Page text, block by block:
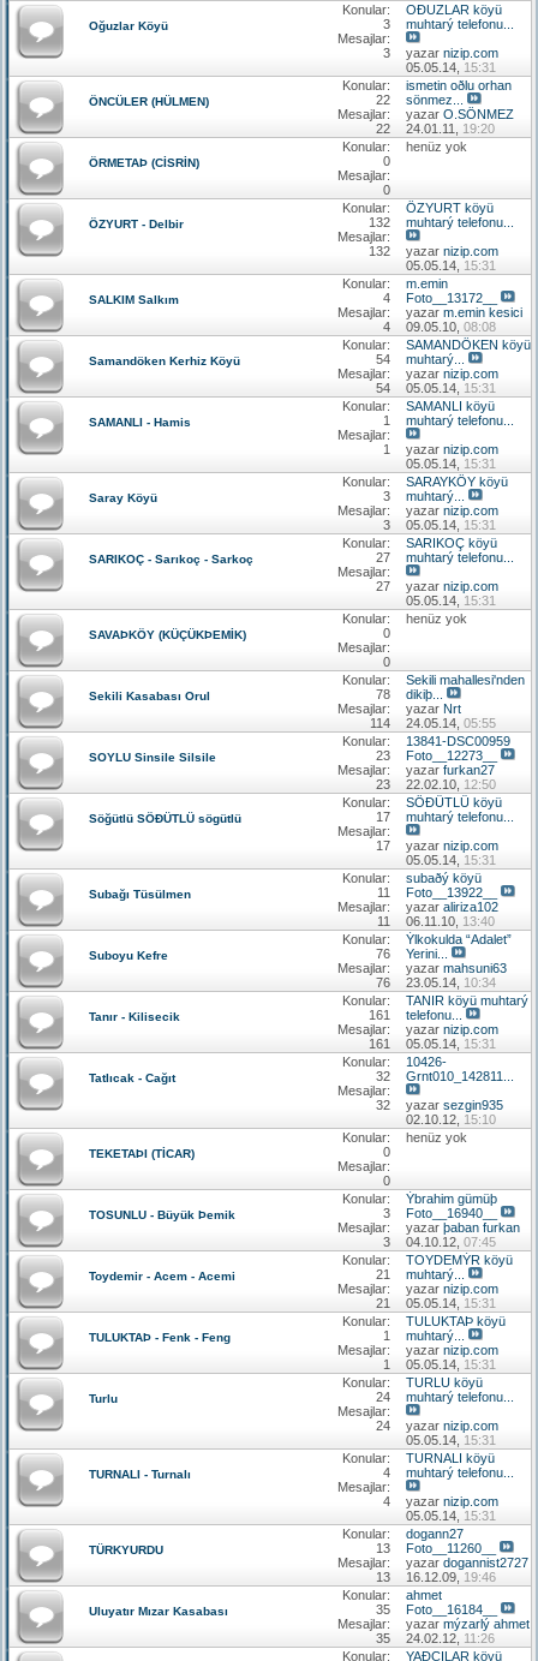
Oğuzlar Köyü
Konular:
3
Mesajlar:
3
OÐUZLAR köyü
muhtarý telefonu...
yazar nizip.com
05.05.14, 15:31
ÖNCÜLER (HÜLMEN)
Konular:
22
Mesajlar:
22
ismetin oðlu orhan
sönmez...
yazar O.SÖNMEZ
24.01.11, 19:20
ÖRMETAÞ (CİSRİN)
Konular:
0
Mesajlar:
0
henüz yok
ÖZYURT - Delbir
Konular:
132
Mesajlar:
132
ÖZYURT köyü
muhtarý telefonu...
yazar nizip.com
05.05.14, 15:31
SALKIM Salkım
Konular:
4
Mesajlar:
4
m.emin
Foto__13172__
yazar m.emin kesici
09.05.10, 08:08
Samandöken Kerhiz Köyü
Konular:
54
Mesajlar:
54
SAMANDÖKEN köyü
muhtarý...
yazar nizip.com
05.05.14, 15:31
SAMANLI - Hamis
Konular:
1
Mesajlar:
1
SAMANLI köyü
muhtarý telefonu...
yazar nizip.com
05.05.14, 15:31
Saray Köyü
Konular:
3
Mesajlar:
3
SARAYKÖY köyü
muhtarý...
yazar nizip.com
05.05.14, 15:31
SARIKOÇ - Sarıkoç - Sarkoç
Konular:
27
Mesajlar:
27
SARIKOÇ köyü
muhtarý telefonu...
yazar nizip.com
05.05.14, 15:31
SAVAÞKÖY (KÜÇÜKÞEMİK)
Konular:
0
Mesajlar:
0
henüz yok
Sekili Kasabası Orul
Konular:
78
Mesajlar:
114
Sekili mahallesi'nden
dikiþ...
yazar Nrt
24.05.14, 05:55
SOYLU Sinsile Silsile
Konular:
23
Mesajlar:
23
13841-DSC00959
Foto__12273__
yazar furkan27
22.02.10, 12:50
Söğütlü SÖÐÜTLÜ sögütlü
Konular:
17
Mesajlar:
17
SÖÐÜTLÜ köyü
muhtarý telefonu...
yazar nizip.com
05.05.14, 15:31
Subağı Tüsülmen
Konular:
11
Mesajlar:
11
subaðý köyü
Foto__13922__
yazar aliriza102
06.11.10, 13:40
Suboyu Kefre
Konular:
76
Mesajlar:
76
Ýlkokulda “Adalet”
Yerini...
yazar mahsuni63
23.05.14, 10:34
Tanır - Kilisecik
Konular:
161
Mesajlar:
161
TANIR köyü muhtarý
telefonu...
yazar nizip.com
05.05.14, 15:31
Tatlıcak - Cağıt
Konular:
32
Mesajlar:
32
10426-
Grnt010_142811...
yazar sezgin935
02.10.12, 15:10
TEKETAÞI (TİCAR)
Konular:
0
Mesajlar:
0
henüz yok
TOSUNLU - Büyük Þemik
Konular:
3
Mesajlar:
3
Ýbrahim gümüþ
Foto__16940__
yazar þaban furkan
04.10.12, 07:45
Toydemir - Acem - Acemi
Konular:
21
Mesajlar:
21
TOYDEMÝR köyü
muhtarý...
yazar nizip.com
05.05.14, 15:31
TULUKTAÞ - Fenk - Feng
Konular:
1
Mesajlar:
1
TULUKTAÞ köyü
muhtarý...
yazar nizip.com
05.05.14, 15:31
Turlu
Konular:
24
Mesajlar:
24
TURLU köyü
muhtarý telefonu...
yazar nizip.com
05.05.14, 15:31
TURNALI - Turnalı
Konular:
4
Mesajlar:
4
TURNALI köyü
muhtarý telefonu...
yazar nizip.com
05.05.14, 15:31
TÜRKYURDU
Konular:
13
Mesajlar:
13
dogann27
Foto__11260__
yazar dogannist2727
16.12.09, 19:46
Uluyatır Mızar Kasabası
Konular:
35
Mesajlar:
35
ahmet
Foto__16184__
yazar mýzarlý ahmet
24.02.12, 11:26
Konular:
YAÐCILAR köyü